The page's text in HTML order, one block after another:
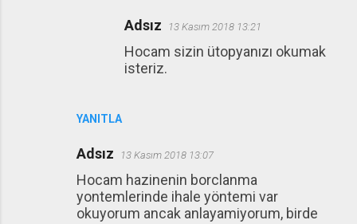
YANITLA
Adsız 13 Kasım 2018 13:21
Hocam sizin ütopyanızı okumak
isteriz.
Adsız 13 Kasım 2018 13:07
Hocam hazinenin borclanma
yontemlerinde ihale yöntemi var
okuyorum ancak anlayamiyorum, birde